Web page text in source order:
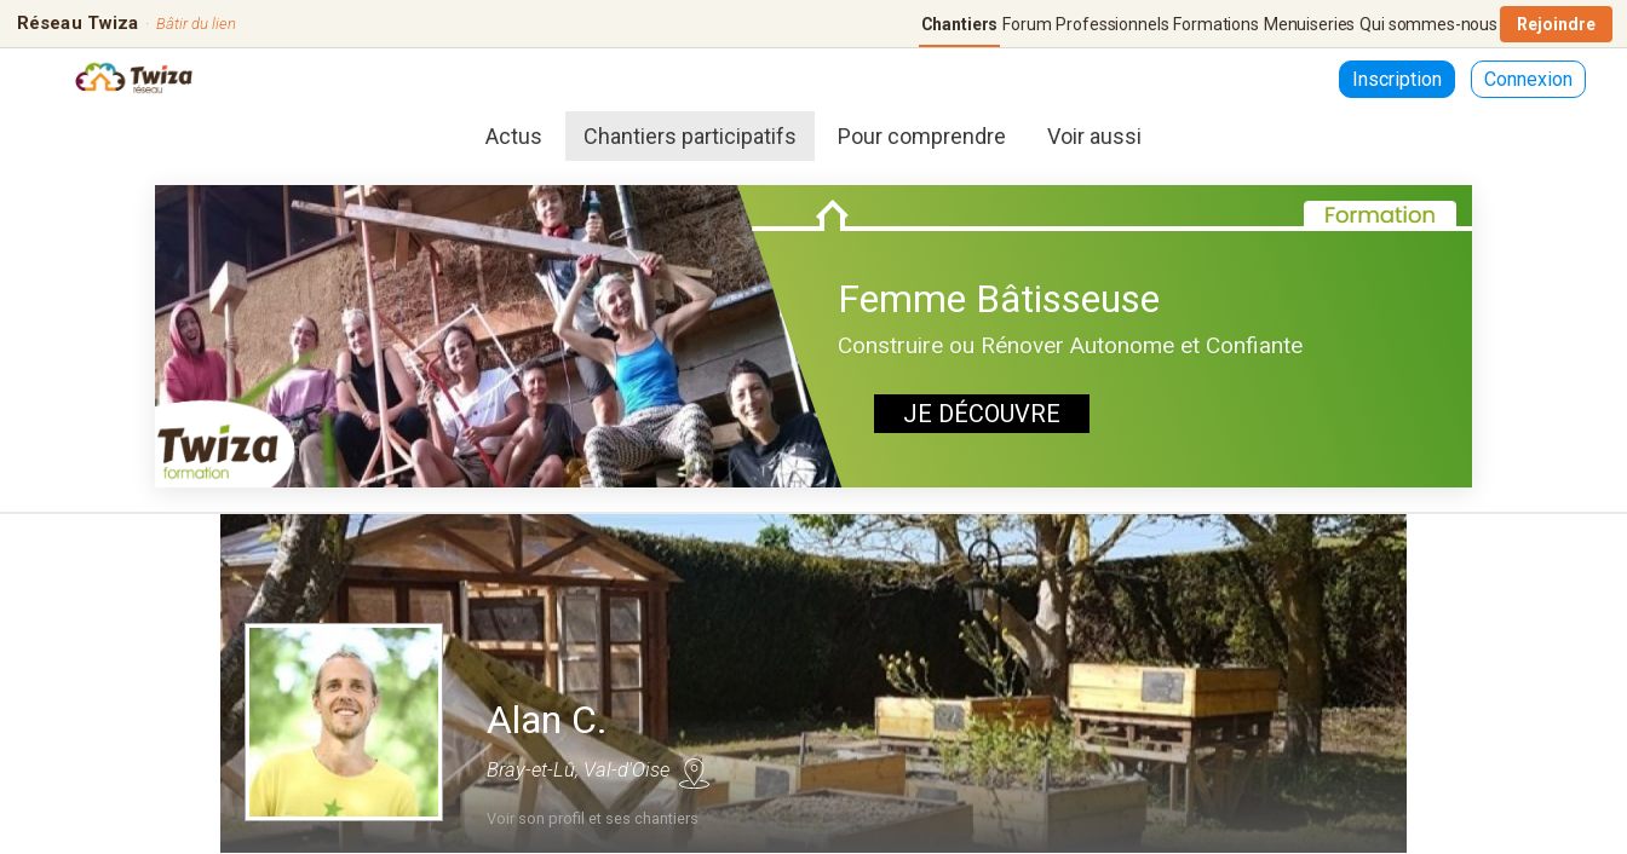
Réseau Twiza · Bâtir du lien Chantiers Forum Professionnels Formations Menuiseries Qui sommes-nous Rejoindre
Inscription Connexion
Actus Chantiers participatifs Pour comprendre Voir aussi
Femme Bâtisseuse
Construire ou Rénover Autonome et Confiante
JE DÉCOUVRE
Alan C.
Bray-et-Lû, Val-d'Oise
Voir son profil et ses chantiers